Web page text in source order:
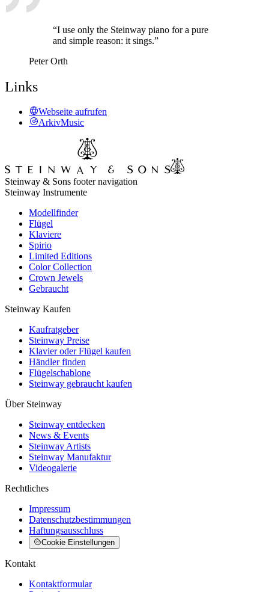
“I use only the Steinway piano for a pure
and simple reason: it sings.”
Peter Orth
Links
Webseite aufrufen
ArkivMusic
Steinway & Sons footer navigation
Steinway Instrumente
Modellfinder
Flügel
Klaviere
Spirio
Limited Editions
Color Collection
Crown Jewels
Gebraucht
Steinway Kaufen
Kaufratgeber
Steinway Preise
Klavier oder Flügel kaufen
Händler finden
Flügelschablone
Steinway gebraucht kaufen
Über Steinway
Steinway entdecken
News & Events
Steinway Artists
Steinway Manufaktur
Videogalerie
Rechtliches
Impressum
Datenschutzbestimmungen
Haftungsausschluss
Cookie Einstellungen
Kontakt
Kontaktformular